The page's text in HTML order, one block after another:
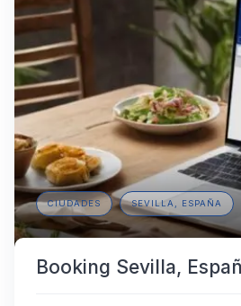
CIUDADES SEVILLA, ESPAÑA
Booking Sevilla,